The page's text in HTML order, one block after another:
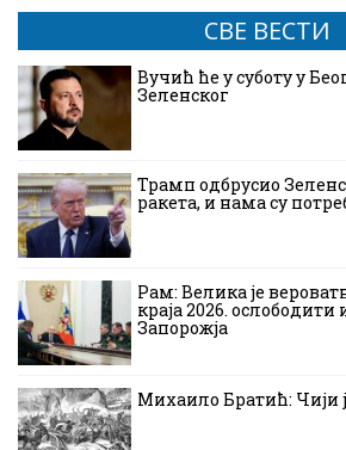
СВЕ ВЕСТИ
Вучић ће у суботу у
Зеленског
Трамп одбрусио
ракета, и нама су
Рам: Велика је
краја 2026.
Запорожја
Михаило Братић: Чији